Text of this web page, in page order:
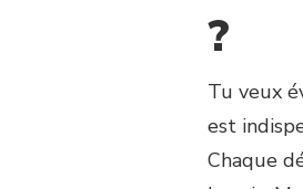
?
Tu veux
est
Chaque